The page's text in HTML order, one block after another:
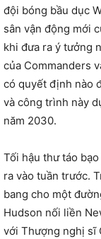
đội bóng bầu dục
sân vận động mới
khi đưa ra ý tưởng
của Commanders
có quyết định nào
và công trình này
năm 2030.
Tối hậu thư táo
ra vào tuần trước.
bang cho một
Hudson nối liền
với Thượng nghị sĩ